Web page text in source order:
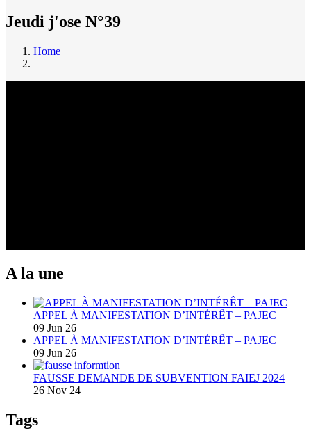
Jeudi j'ose N°39
Breadcrumb
Home
A la une
APPEL À MANIFESTATION D’INTÉRÊT – PAJEC
09 Jun 26
APPEL À MANIFESTATION D’INTÉRÊT – PAJEC
09 Jun 26
FAUSSE DEMANDE DE SUBVENTION FAIEJ 2024
26 Nov 24
Tags